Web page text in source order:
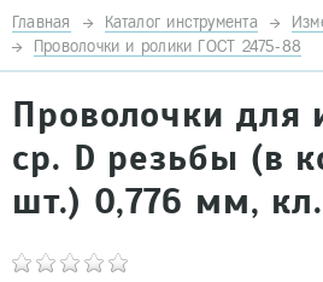
Главная Каталог инструмента
Проволочки и ролики ГОСТ 2475-88
Проволочки для
ср. D резьбы (в
шт.) 0,776 мм,